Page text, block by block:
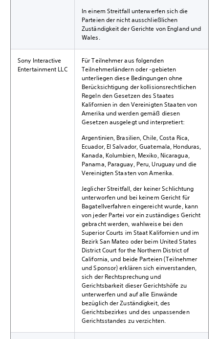
In einem Streitfall unterwerfen sich die
Parteien der nicht ausschließlichen
Zuständigkeit der Gerichte von England und
Wales.
Sony Interactive
Entertainment LLC
Für Teilnehmer aus folgenden
Teilnehmerländern oder -gebieten
unterliegen diese Bedingungen ohne
Berücksichtigung der kollisionsrechtlichen
Regeln den Gesetzen des Staates
Kalifornien in den Vereinigten Staaten von
Amerika und werden gemäß diesen
Gesetzen ausgelegt und interpretiert:
Argentinien, Brasilien, Chile, Costa Rica,
Ecuador, El Salvador, Guatemala, Honduras,
Kanada, Kolumbien, Mexiko, Nicaragua,
Panama, Paraguay, Peru, Uruguay und die
Vereinigten Staaten von Amerika.
Jeglicher Streitfall, der keiner Schlichtung
unterworfen und bei keinem Gericht für
Bagatellverfahren eingereicht wurde, kann
von jeder Partei vor ein zuständiges Gericht
gebracht werden, wahlweise bei den
Superior Courts im Staat Kalifornien und im
Bezirk San Mateo oder beim United States
District Court for the Northern District of
California, und beide Parteien (Teilnehmer
und Sponsor) erklären sich einverstanden,
sich der Rechtsprechung und
Gerichtsbarkeit dieser Gerichtshöfe zu
unterwerfen und auf alle Einwände
bezüglich der Zuständigkeit, des
Gerichtsbezirkes und des unpassenden
Gerichtsstandes zu verzichten.